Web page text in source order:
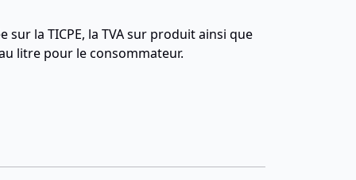
sur la TICPE, la TVA sur produit ainsi que
litre pour le consommateur.